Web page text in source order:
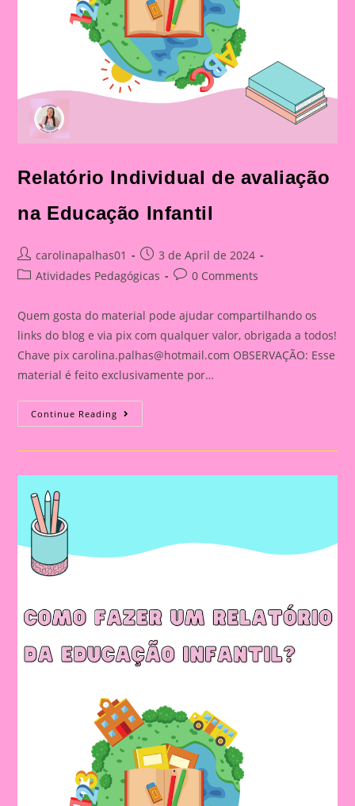
Relatório Individual de avaliação
na Educação Infantil
Post
author:
carolinapalhas01
Post
published:
3 de April de 2024
PostAtividades Pedagógicas
Post0 Comments
Quem gosta do material pode ajudar compartilhando os
links do blog e via pix com qualquer valor, obrigada a todos!
Chave pixcarolina.palhas@hotmail.com OBSERVAÇÃO: Esse
material é feito exclusivamente por…
Continue Reading Relatório
Individual
Avaliação